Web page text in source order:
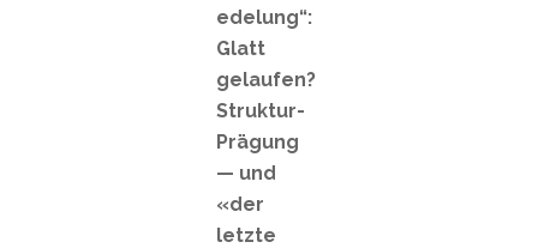
edelung“:
Glatt
gelaufen?
Struktur-
Prägung
— und
«der
letzte